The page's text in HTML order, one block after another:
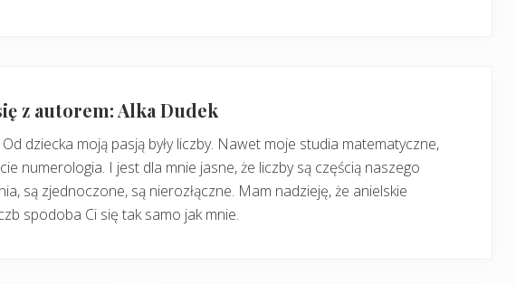
z autorem: Alka Dudek
Od dziecka moją pasją były liczby. Nawet moje studia matematyczne,
numerologia. I jest dla mnie jasne, że liczby są częścią naszego
są zjednoczone, są nierozłączne. Mam nadzieję, że anielskie
spodoba Ci się tak samo jak mnie.